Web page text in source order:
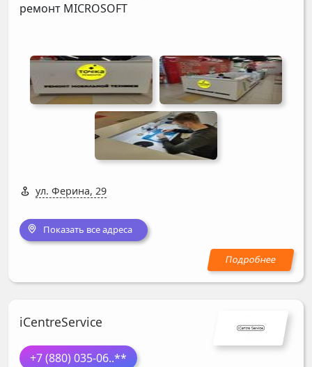
ремонт MICROSOFT
ул. Ферина, 29
Показать все адреса
iCentreService
+7 (880) 035-06..**